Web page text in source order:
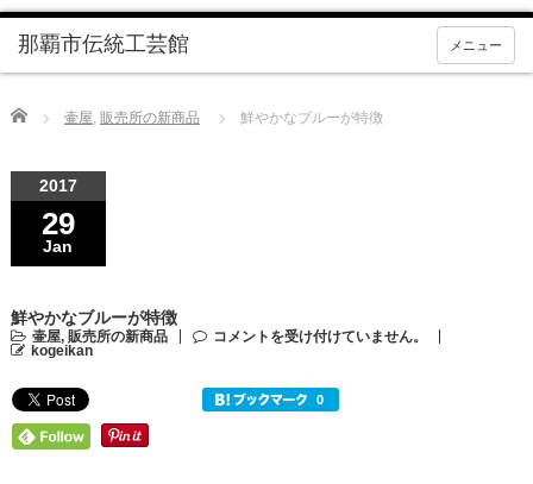
メニュー
Home 壷屋, 販売所の新商品 鮮やかなブルーが特徴
2017
29
Jan
鮮やかなブルーが特徴
壷屋, 販売所の新商品
コメントを受け付けていません。
kogeikan